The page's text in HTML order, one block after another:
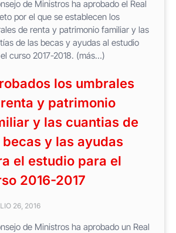
de Ministros ha aprobado el Real
por el que se establecen los
de renta y patrimonio familiar y las
de las becas y ayudas al estudio
curso 2017-2018. (más…)
los umbrales
y patrimonio
y las cuantias de
becas y las ayudas
el estudio para el
2016-2017
26, 2016
de Ministros ha aprobado un Real